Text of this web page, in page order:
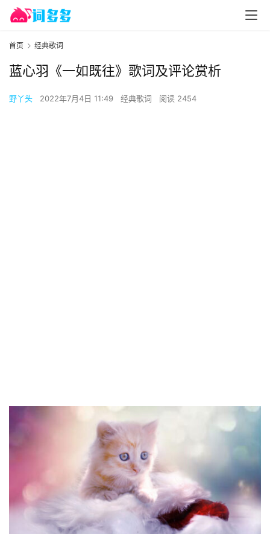
首页 经典歌词
蓝心羽《一如既往》歌词及评论赏析
野丫头 2022年7月4日 11:49 经典歌词 阅读 2454